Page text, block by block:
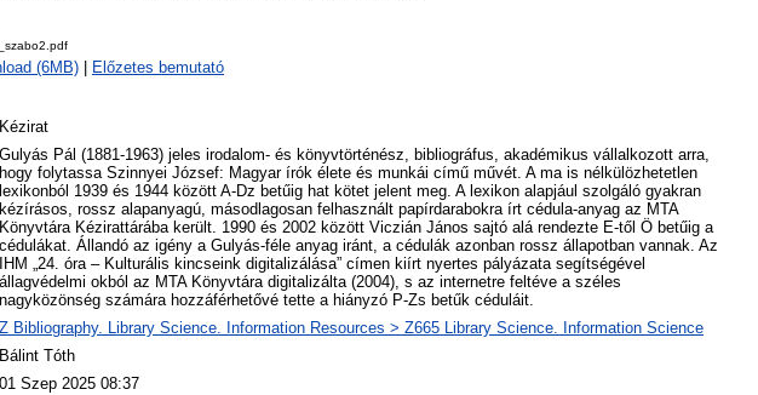
(6MB) Előzetes bemutató
Kézirat
Gulyás Pál (1881-1963) jeles irodalom- és könyvtörténész, bibliográfus, akadémikus vállalkozott arra,
hogy folytassa Szinnyei József: Magyar írók élete és munkái című művét. A ma is nélkülözhetetlen
lexikonból 1939 és 1944 között A-Dz betűig hat kötet jelent meg. A lexikon alapjául szolgáló gyakran
kézírásos, rossz alapanyagú, másodlagosan felhasznált papírdarabokra írt cédula-anyag az MTA
Könyvtára Kézirattárába került. 1990 és 2002 között Viczián János sajtó alá rendezte E-től Ö betűig a
cédulákat. Állandó az igény a Gulyás-féle anyag iránt, a cédulák azonban rossz állapotban vannak. Az
IHM „24. óra – Kulturális kincseink digitalizálása” címen kiírt nyertes pályázata segítségével
állagvédelmi okból az MTA Könyvtára digitalizálta (2004), s az internetre feltéve a széles
nagyközönség számára hozzáférhetővé tette a hiányzó P-Zs betűk céduláit.
Z Bibliography. Library Science. Information Resources > Z665 Library Science. Information Science
Bálint Tóth
01 Szep 2025 08:37